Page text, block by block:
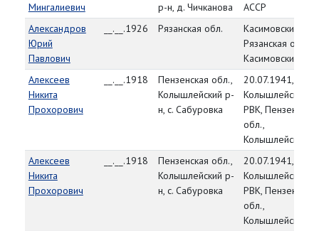
Мингалиевич
р-н, д. Чичканова
АССР
Александров
Юрий
Павлович
__.__.1926 Рязанская обл.
Касимовский
Рязанская обл.,
Касимовский р-н
Алексеев
Никита
Прохорович
__.__.1918
Пензенская обл.,
Колышлейский р-
н, с. Сабуровка
20.07.1941,
Колышлейский
РВК, Пензенская
обл.,
Колышлейский
Алексеев
Никита
Прохорович
__.__.1918
Пензенская обл.,
Колышлейский р-
н, с. Сабуровка
20.07.1941,
Колышлейский
РВК, Пензенская
обл.,
Колышлейский